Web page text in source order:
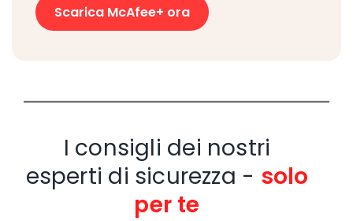
Scarica McAfee+ ora
I consigli dei nostri
esperti di sicurezza - solo
per te